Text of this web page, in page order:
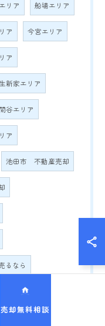
リア 船場エリア
ア 今宮エリア
ア
新家エリア
谷エリア
ア
池田市 不動産売却
なら
すめ
売却無料相談